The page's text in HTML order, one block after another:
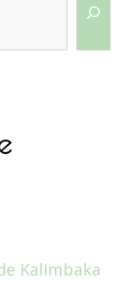
Kalimbaka